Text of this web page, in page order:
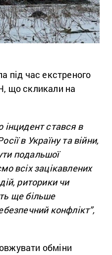
під час екстреного
що скликали на
стався в
в Україну та війни,
подальшої
всіх зацікавлених
риторики чи
ще більше
конфлікт”,
обміни